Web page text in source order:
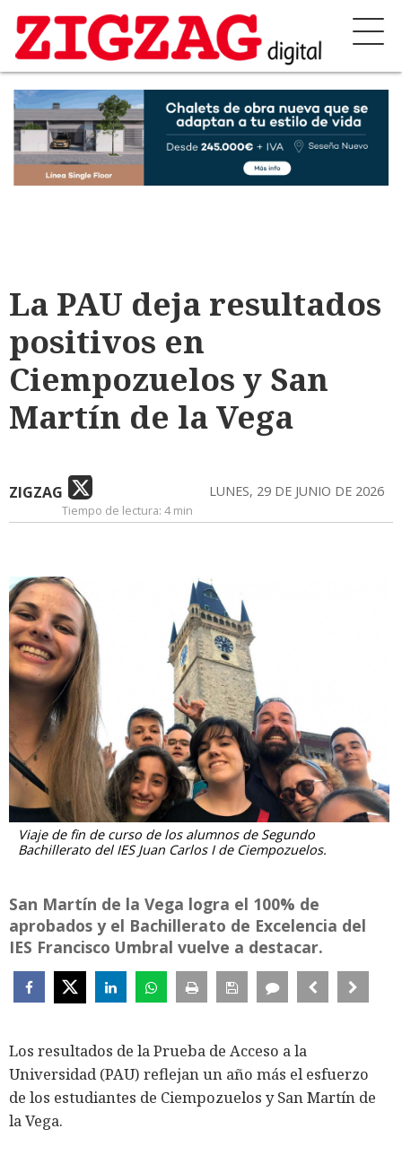
La PAU deja resultados
positivos en
Ciempozuelos y San
Martín de la Vega
ZIGZAG LUNES, 29 DE JUNIO DE 2026
Tiempo de lectura: 4 min
Viaje de fin de curso de los alumnos de Segundo
Bachillerato del IES Juan Carlos I de Ciempozuelos.
San Martín de la Vega logra el 100% de
aprobados y el Bachillerato de Excelencia del
IES Francisco Umbral vuelve a destacar.
Los resultados de la Prueba de Acceso a la
Universidad (PAU) reflejan un año más el esfuerzo
de los estudiantes de Ciempozuelos y San Martín de
la Vega.